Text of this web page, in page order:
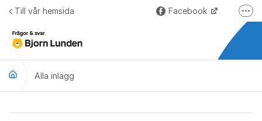
Hoppa till innehåll
Till vår hemsida Facebook
Alla inlägg